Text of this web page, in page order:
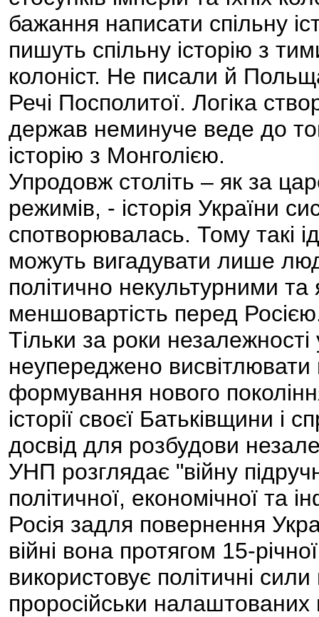
бажання написати спільну
пишуть спільну історію з
колоніст. Не писали й
Речі Посполитої. Логіка
держав неминуче веде до
історію з Монголією.
Упродовж століть – як за
режимів, - історія України
спотворювалась. Тому такі
можуть вигадувати лише
політично некультурними
меншовартість перед
Тільки за роки незалежності
неупереджено
формування нового
історії своєї Батьківщини і
досвід для розбудови
УНП розглядає "війну
політичної, економічної та
Росія задля повернення
війні вона протягом 15-
використовує політичні
проросійськи налаштованих